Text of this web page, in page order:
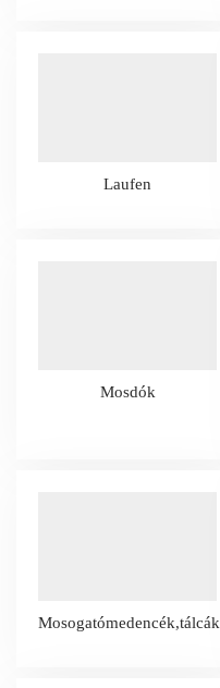
Laufen
Mosdók
Mosogatómedencék,tálcák